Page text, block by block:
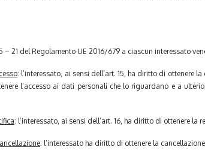
– 21 del Regolamento UE 2016/679 a ciascun interessato
: l’interessato, ai sensi dell’art. 15, ha diritto di ottenere
l’accesso ai dati personali che lo riguardano e a
: l’interessato, ai sensi dell’art. 16, ha diritto di ottenere
: l’interessato ha diritto di ottenere la